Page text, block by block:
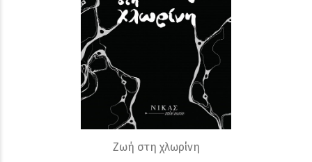
Ζωή στη χλωρίνη